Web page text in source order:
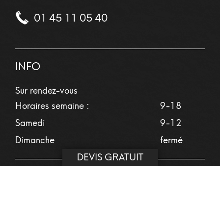
01 45 11 05 40
INFO
Sur rendez-vous
Horaires semaine :
9-18
Samedi
9-12
Dimanche
fermé
DEVIS GRATUIT